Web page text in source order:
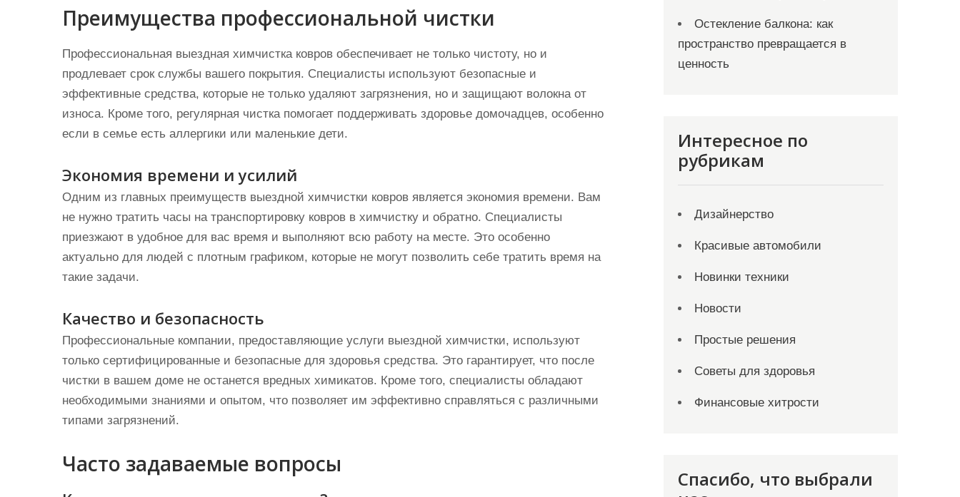
Преимущества профессиональной чистки
Профессиональная выездная химчистка ковров обеспечивает не только чистоту, но и
продлевает срок службы вашего покрытия. Специалисты используют безопасные и
эффективные средства, которые не только удаляют загрязнения, но и защищают волокна от
износа. Кроме того, регулярная чистка помогает поддерживать здоровье домочадцев, особенно
если в семье есть аллергики или маленькие дети.
Экономия времени и усилий
Одним из главных преимуществ выездной химчистки ковров является экономия времени. Вам
не нужно тратить часы на транспортировку ковров в химчистку и обратно. Специалисты
приезжают в удобное для вас время и выполняют всю работу на месте. Это особенно
актуально для людей с плотным графиком, которые не могут позволить себе тратить время на
такие задачи.
Качество и безопасность
Профессиональные компании, предоставляющие услуги выездной химчистки, используют
только сертифицированные и безопасные для здоровья средства. Это гарантирует, что после
чистки в вашем доме не останется вредных химикатов. Кроме того, специалисты обладают
необходимыми знаниями и опытом, что позволяет им эффективно справляться с различными
типами загрязнений.
Часто задаваемые вопросы
Остекление балкона: как
пространство превращается в
ценность
Интересное по
рубрикам
Дизайнерство
Красивые автомобили
Новинки техники
Новости
Простые решения
Советы для здоровья
Финансовые хитрости
Спасибо, что выбрали